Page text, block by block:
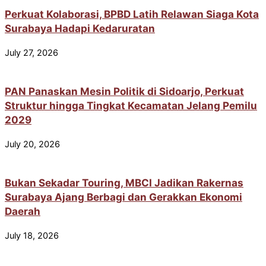
Perkuat Kolaborasi, BPBD Latih Relawan Siaga Kota
Surabaya Hadapi Kedaruratan
July 27, 2026
PAN Panaskan Mesin Politik di Sidoarjo, Perkuat
Struktur hingga Tingkat Kecamatan Jelang Pemilu
2029
July 20, 2026
Bukan Sekadar Touring, MBCI Jadikan Rakernas
Surabaya Ajang Berbagi dan Gerakkan Ekonomi
Daerah
July 18, 2026